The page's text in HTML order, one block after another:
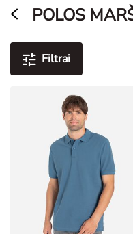
POLOS
Filtrai